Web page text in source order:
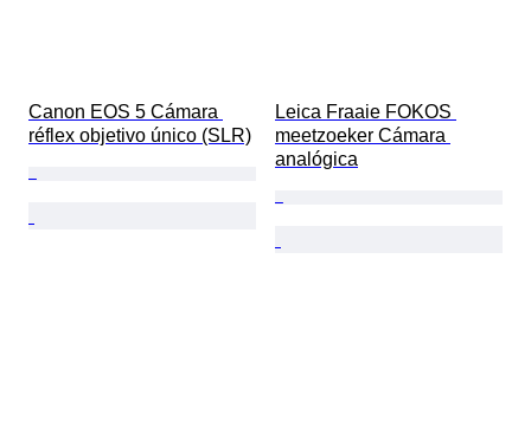
Canon EOS 5 Cámara
réflex objetivo único (SLR)
Leica Fraaie FOKOS
meetzoeker Cámara
analógica